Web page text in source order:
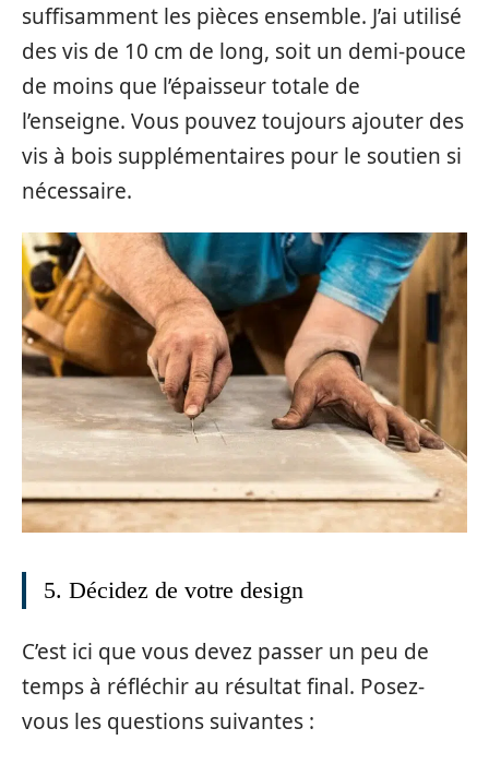
suffisamment les pièces ensemble. J’ai utilisé
des vis de 10 cm de long, soit un demi-pouce
de moins que l’épaisseur totale de
l’enseigne. Vous pouvez toujours ajouter des
vis à bois supplémentaires pour le soutien si
nécessaire.
5. Décidez de votre design
C’est ici que vous devez passer un peu de
temps à réfléchir au résultat final. Posez-
vous les questions suivantes :